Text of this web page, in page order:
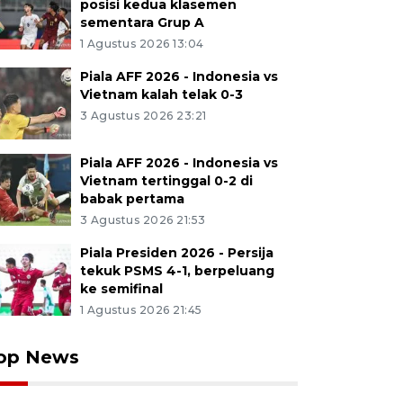
posisi kedua klasemen
sementara Grup A
1 Agustus 2026 13:04
Piala AFF 2026 - Indonesia vs
Vietnam kalah telak 0-3
3 Agustus 2026 23:21
Piala AFF 2026 - Indonesia vs
Vietnam tertinggal 0-2 di
babak pertama
3 Agustus 2026 21:53
Piala Presiden 2026 - Persija
tekuk PSMS 4-1, berpeluang
ke semifinal
1 Agustus 2026 21:45
News